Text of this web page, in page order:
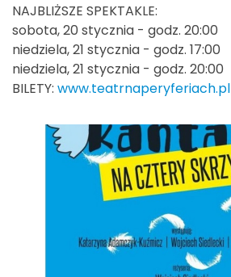
NAJBLIŻSZE SPEKTAKLE:
sobota, 20 stycznia - godz. 20:00
niedziela, 21 stycznia - godz. 17:00
niedziela, 21 stycznia - godz. 20:00
BILETY: www.teatrnaperyferiach.pl